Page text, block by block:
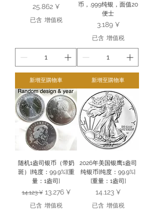
價格
25.862 ¥
已含 增值税
新增至購物車
币，.999纯银，面值20
便士
價格
3.189 ¥
已含 增值税
新增至購物車
随机1盎司银币（带奶
斑）[纯度：99.9%][重
量：1盎司]
一般價格
14.123 ¥ 促銷價格
13.276 ¥
已含 增值税
2026年美国银鹰1盎司
纯银币[纯度：99.9%]
[重量：1盎司]
價格
14.123 ¥
已含 增值税